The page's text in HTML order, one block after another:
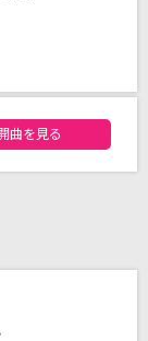
ング
曲を見る